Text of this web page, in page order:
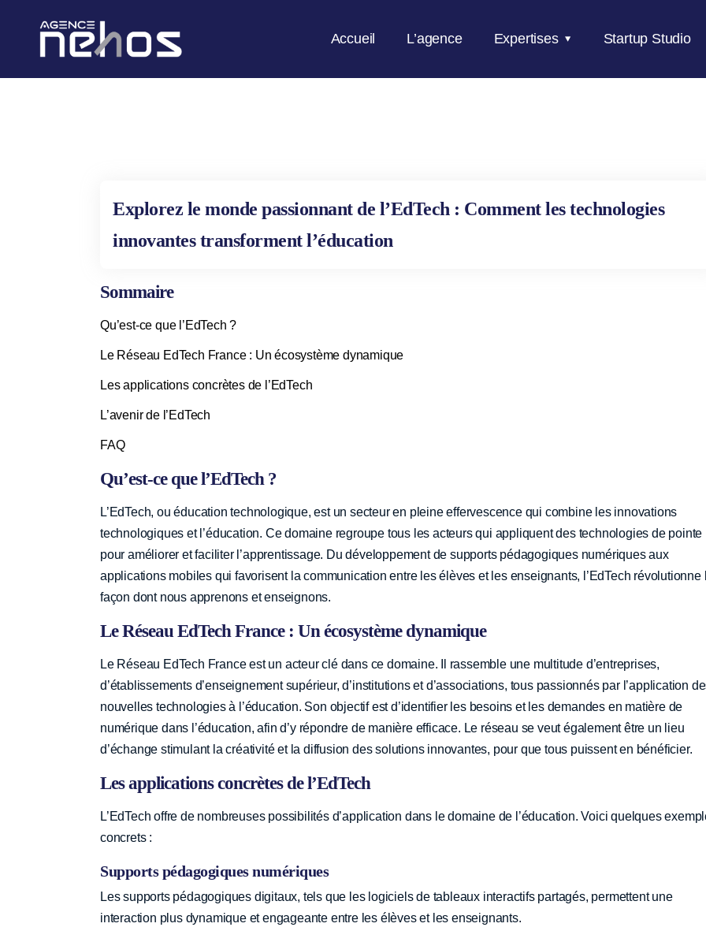
Accueil L’agence Expertises Startup Studio
Explorez le monde passionnant de l’EdTech : Comment les technologies
innovantes transforment l’éducation
Sommaire
Qu’est-ce que l’EdTech ?
Le Réseau EdTech France : Un écosystème dynamique
Les applications concrètes de l’EdTech
L’avenir de l’EdTech
FAQ
Qu’est-ce que l’EdTech ?
L’EdTech, ou éducation technologique, est un secteur en pleine effervescence qui combine les innovations
technologiques et l’éducation. Ce domaine regroupe tous les acteurs qui appliquent des technologies de pointe
pour améliorer et faciliter l’apprentissage. Du développement de supports pédagogiques numériques aux
applications mobiles qui favorisent la communication entre les élèves et les enseignants, l’EdTech révolutionne
façon dont nous apprenons et enseignons.
Le Réseau EdTech France : Un écosystème dynamique
Le Réseau EdTech France est un acteur clé dans ce domaine. Il rassemble une multitude d’entreprises,
d’établissements d’enseignement supérieur, d’institutions et d’associations, tous passionnés par l’application
nouvelles technologies à l’éducation. Son objectif est d’identifier les besoins et les demandes en matière de
numérique dans l’éducation, afin d’y répondre de manière efficace. Le réseau se veut également être un lieu
d’échange stimulant la créativité et la diffusion des solutions innovantes, pour que tous puissent en bénéficier.
Les applications concrètes de l’EdTech
L’EdTech offre de nombreuses possibilités d’application dans le domaine de l’éducation. Voici quelques
concrets :
Supports pédagogiques numériques
Les supports pédagogiques digitaux, tels que les logiciels de tableaux interactifs partagés, permettent une
interaction plus dynamique et engageante entre les élèves et les enseignants.